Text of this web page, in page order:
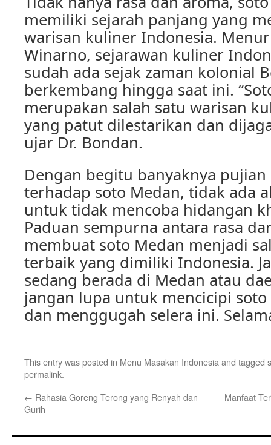
memiliki sejarah panjang yang
warisan kuliner Indonesia.
Winarno, sejarawan kuliner
sudah ada sejak zaman kolonial
berkembang hingga saat ini.
merupakan salah satu warisan
yang patut dilestarikan dan
ujar Dr. Bondan.
Dengan begitu banyaknya pujian
terhadap soto Medan, tidak ada
untuk tidak mencoba hidangan
Paduan sempurna antara rasa
membuat soto Medan menjadi
terbaik yang dimiliki Indonesia.
sedang berada di Medan atau
jangan lupa untuk mencicipi
dan menggugah selera ini.
This entry was posted in Menu Masakan Indonesia and tagged
permalink.
← Rahasia Goreng Terong yang Renyah dan
Gurih
Manfaat